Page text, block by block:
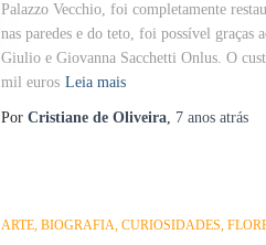
Palazzo Vecchio, foi completamente
nas paredes e do teto, foi possível graças
Giulio e Giovanna Sacchetti Onlus. O
mil euros Leia mais
Por Cristiane de Oliveira, 7 anos atrás
ARTE BIOGRAFIA CURIOSIDADES